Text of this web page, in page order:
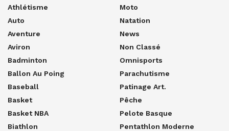
Athlétisme
Auto
Aventure
Aviron
Badminton
Ballon Au Poing
Baseball
Basket
Basket NBA
Biathlon
Moto
Natation
News
Non Classé
Omnisports
Parachutisme
Patinage Art.
Pêche
Pelote Basque
Pentathlon Moderne